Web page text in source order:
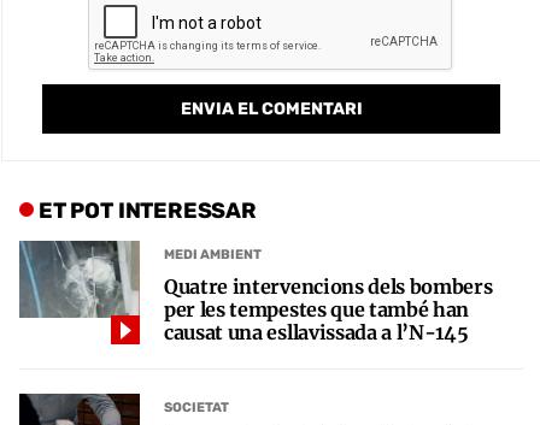
ET POT INTERESSAR
MEDI AMBIENT
Quatre intervencions dels bombers
per les tempestes que també han
causat una esllavissada a l’N-145
SOCIETAT